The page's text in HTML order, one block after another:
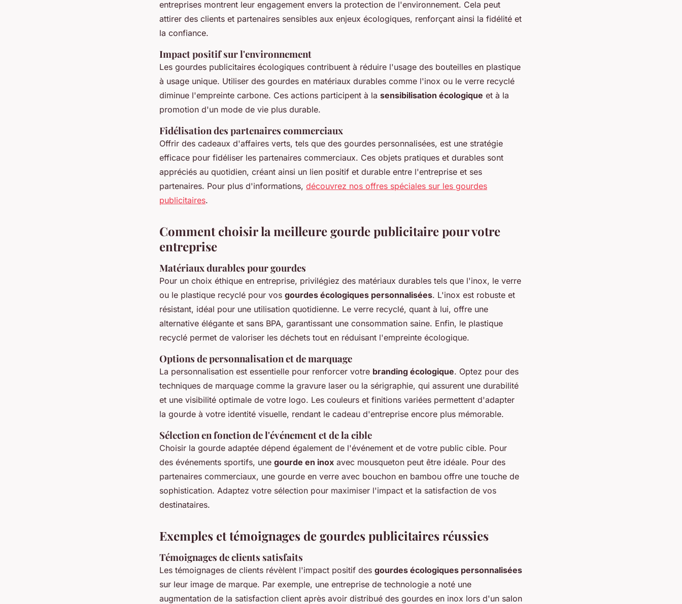
entreprises montrent leur engagement envers la protection de l'environnement. Cela peut
attirer des clients et partenaires sensibles aux enjeux écologiques, renforçant ainsi la fidélité et
la confiance.
Impact positif sur l'environnement
Les gourdes publicitaires écologiques contribuent à réduire l'usage des bouteilles en plastique
à usage unique. Utiliser des gourdes en matériaux durables comme l'inox ou le verre recyclé
diminue l'empreinte carbone. Ces actions participent à la sensibilisation écologique et à la
promotion d'un mode de vie plus durable.
Fidélisation des partenaires commerciaux
Offrir des cadeaux d'affaires verts, tels que des gourdes personnalisées, est une stratégie
efficace pour fidéliser les partenaires commerciaux. Ces objets pratiques et durables sont
appréciés au quotidien, créant ainsi un lien positif et durable entre l'entreprise et ses
partenaires. Pour plus d'informations, découvrez nos offres spéciales sur les gourdes
publicitaires.
Comment choisir la meilleure gourde publicitaire pour votre
entreprise
Matériaux durables pour gourdes
Pour un choix éthique en entreprise, privilégiez des matériaux durables tels que l'inox, le verre
ou le plastique recyclé pour vos gourdes écologiques personnalisées. L'inox est robuste et
résistant, idéal pour une utilisation quotidienne. Le verre recyclé, quant à lui, offre une
alternative élégante et sans BPA, garantissant une consommation saine. Enfin, le plastique
recyclé permet de valoriser les déchets tout en réduisant l'empreinte écologique.
Options de personnalisation et de marquage
La personnalisation est essentielle pour renforcer votre branding écologique. Optez pour des
techniques de marquage comme la gravure laser ou la sérigraphie, qui assurent une durabilité
et une visibilité optimale de votre logo. Les couleurs et finitions variées permettent d'adapter
la gourde à votre identité visuelle, rendant le cadeau d'entreprise encore plus mémorable.
Sélection en fonction de l'événement et de la cible
Choisir la gourde adaptée dépend également de l'événement et de votre public cible. Pour
des événements sportifs, une gourde en inox avec mousqueton peut être idéale. Pour des
partenaires commerciaux, une gourde en verre avec bouchon en bambou offre une touche de
sophistication. Adaptez votre sélection pour maximiser l'impact et la satisfaction de vos
destinataires.
Exemples et témoignages de gourdes publicitaires réussies
Témoignages de clients satisfaits
Les témoignages de clients révèlent l'impact positif des gourdes écologiques personnalisées
sur leur image de marque. Par exemple, une entreprise de technologie a noté une
augmentation de la satisfaction client après avoir distribué des gourdes en inox lors d'un salon